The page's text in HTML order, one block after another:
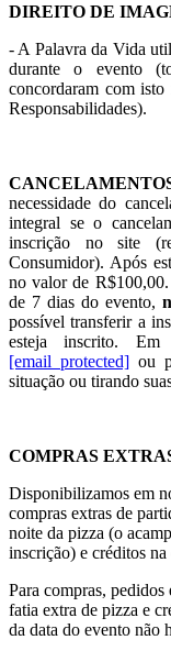
DIREITO DE
- A Palavra da Vida
durante o evento
concordaram com
Responsabilidades).
necessidade do
integral se o
inscrição no site
Consumidor). Após
no valor de
de 7 dias do evento,
possível transferir a
esteja inscrito.
[email protected] ou
situação ou tirando
COMPRAS
Disponibilizamos em
compras extras de
noite da pizza (o
inscrição) e créditos
Para compras, pedidos
fatia extra de pizza e
da data do evento não